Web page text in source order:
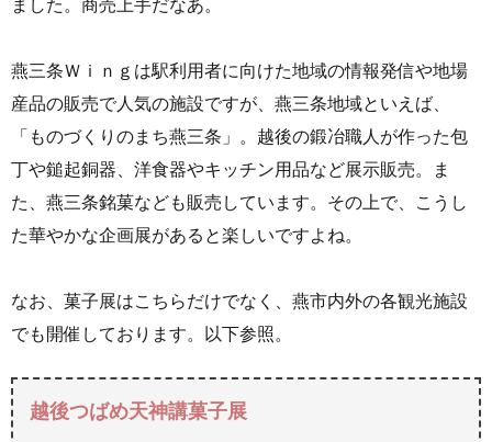
燕三条Ｗｉｎｇは駅利用者に向けた地域の情報発信や地場
産品の販売で人気の施設ですが、燕三条地域といえば、
「ものづくりのまち燕三条」。越後の鍛冶職人が作った包
丁や鎚起銅器、洋食器やキッチン用品など展示販売。ま
た、燕三条銘菓なども販売しています。その上で、こうし
た華やかな企画展があると楽しいですよね。
なお、菓子展はこちらだけでなく、燕市内外の各観光施設
でも開催しております。以下参照。
越後つばめ天神講菓子展